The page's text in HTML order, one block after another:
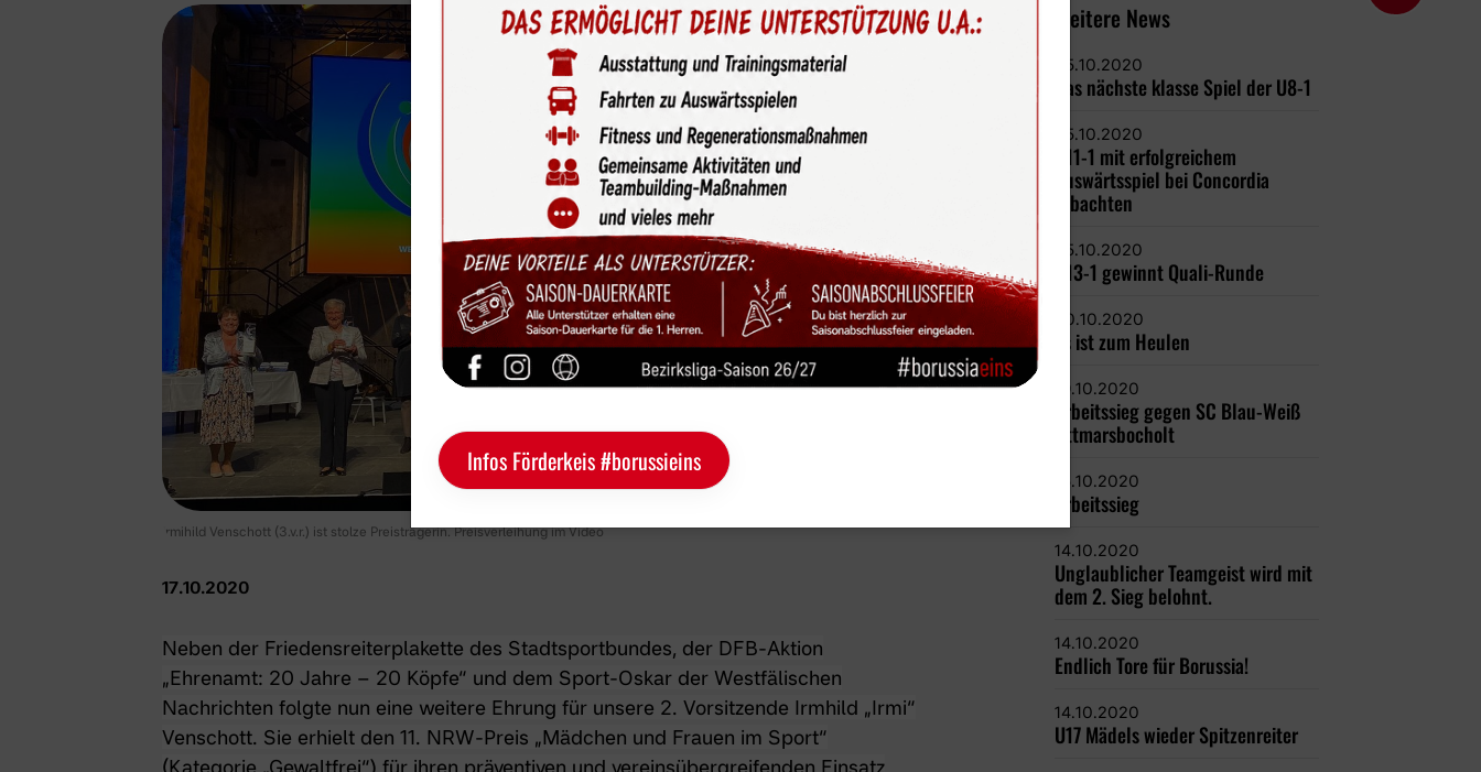
Irmihild Venschott (3.v.r.) ist stolze Preisträgerin. Preisverleihung im Video
17.10.2020
Neben der Friedensreiterplakette des Stadtsportbundes, der DFB-Aktion
„Ehrenamt: 20 Jahre – 20 Köpfe“ und dem Sport-Oskar der Westfälischen
Nachrichten folgte nun eine weitere Ehrung für unsere 2. Vorsitzende Irmhild „Irmi“
Venschott. Sie erhielt den 11. NRW-Preis „Mädchen und Frauen im Sport“
(Kategorie „Gewaltfrei“) für ihren präventiven und vereinsübergreifenden Einsatz
Weitere News
25.10.2020
Das nächste klasse Spiel der U8-1
25.10.2020
U11-1 mit erfolgreichem
Auswärtsspiel bei Concordia
Albachten
25.10.2020
U13-1 gewinnt Quali-Runde
20.10.2020
Es ist zum Heulen
19.10.2020
Arbeitssieg gegen SC Blau-Weiß
Ottmarsbocholt
15.10.2020
Arbeitssieg
14.10.2020
Unglaublicher Teamgeist wird mit
dem 2. Sieg belohnt.
14.10.2020
Endlich Tore für Borussia!
14.10.2020
U17 Mädels wieder Spitzenreiter
Infos Förderkeis #borussieins